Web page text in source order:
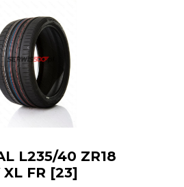
L235/40 ZR18
XL FR [23]